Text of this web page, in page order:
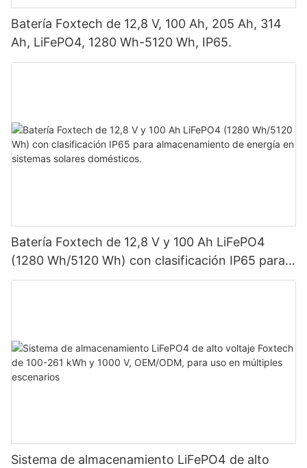
Batería Foxtech de 12,8 V, 100 Ah, 205 Ah, 314
Ah, LiFePO4, 1280 Wh-5120 Wh, IP65.
Batería Foxtech de 12,8 V y 100 Ah LiFePO4
(1280 Wh/5120 Wh) con clasificación IP65 para
almacenamiento de energía en sistemas solares
Sistema de almacenamiento LiFePO4 de alto